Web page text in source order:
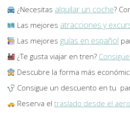
¿Necesitas alquilar un coche?
Las mejores atracciones y
Las mejores guías en español
¿Te gusta viajar en tren?
Descubre la forma más
Consigue un descuento en tu
Reserva el traslado desde el